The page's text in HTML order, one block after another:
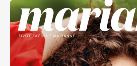
Marianne
Knihy